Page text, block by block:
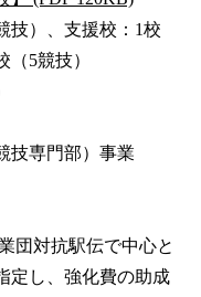
技）、支援校：1校
（5競技）
技専門部）事業
団対抗駅伝で中心と
定し、強化費の助成